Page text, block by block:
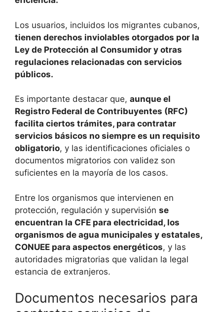
Los usuarios, incluidos los migrantes cubanos,
tienen derechos inviolables otorgados por la
Ley de Protección al Consumidor y otras
regulaciones relacionadas con servicios
públicos.
Es importante destacar que, aunque el
Registro Federal de Contribuyentes (RFC)
facilita ciertos trámites, para contratar
servicios básicos no siempre es un requisito
obligatorio, y las identificaciones oficiales o
documentos migratorios con validez son
suficientes en la mayoría de los casos.
Entre los organismos que intervienen en
protección, regulación y supervisión se
encuentran la CFE para electricidad, los
organismos de agua municipales y estatales,
CONUEE para aspectos energéticos, y las
autoridades migratorias que validan la legal
estancia de extranjeros.
Documentos necesarios para